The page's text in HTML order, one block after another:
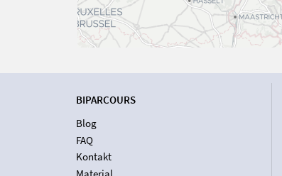
BIPARCOURS
Blog
FAQ
Kontakt